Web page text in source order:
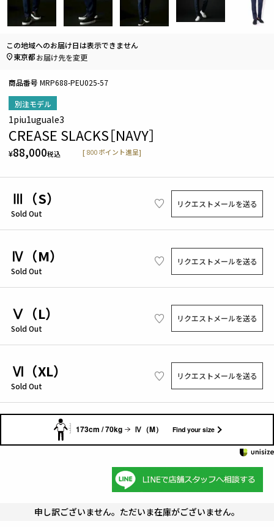
別注モデル
1piu1uguale3
CREASE SLACKS［NAVY］
¥88,000税込 [ 800 ポイント進呈]
商品番号 MRP688-PEU025-57
Ⅲ（S）
Sold Out
リクエストメールを送る
Ⅳ（M）
Sold Out
リクエストメールを送る
Ⅴ（L）
Sold Out
リクエストメールを送る
Ⅵ（XL）
Sold Out
リクエストメールを送る
173cm / 70kg Ⅳ（M） Find your size
この地域へのお届け日は表示できません
東京都お届け先を変更
申し訳ございません。ただいま在庫がございません。